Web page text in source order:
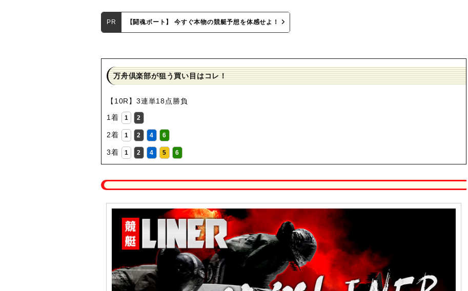
PR 【闘魂ボート】 今すぐ本物の競艇予想を体感せよ！
万舟倶楽部が狙う買い目はコレ！
【10R】3連単18点勝負
1着
1 2
2着 1 2 4 6
3着 1 2 4 5 6